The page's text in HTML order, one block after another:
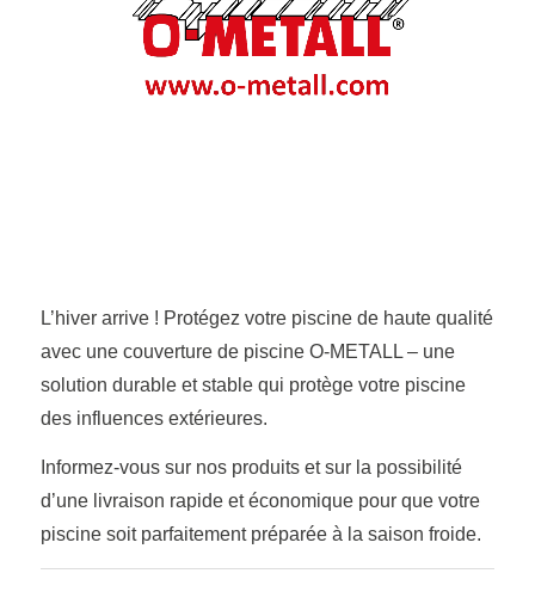
L’hiver arrive ! Protégez votre piscine de haute qualité
avec une couverture de piscine O-METALL – une
solution durable et stable qui protège votre piscine
des influences extérieures.
Informez-vous sur nos produits et sur la possibilité
d’une livraison rapide et économique pour que votre
piscine soit parfaitement préparée à la saison froide.